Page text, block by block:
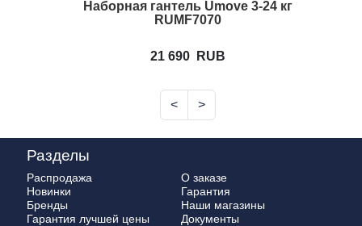
Наборная гантель Umove 3-24 кг
RUMF7070
21 690 RUB
< >
Разделы
Распродажа
Новинки
Бренды
Гарантия лучшей цены
О заказе
Гарантия
Наши магазины
Документы